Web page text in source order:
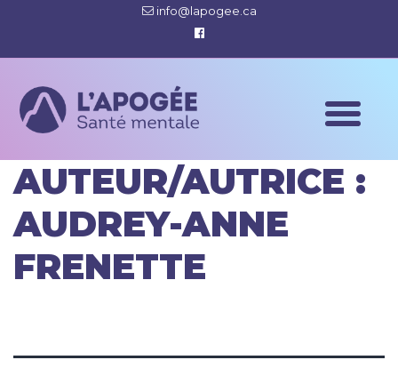
info@lapogee.ca
AUTEUR/AUTRICE :
AUDREY-ANNE
FRENETTE